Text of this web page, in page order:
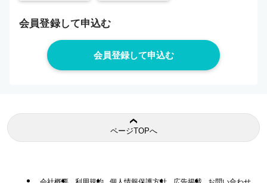
会員登録して申込む
ページTOPへ